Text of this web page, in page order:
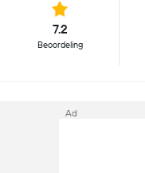
7.2
Beoordeling
Ad